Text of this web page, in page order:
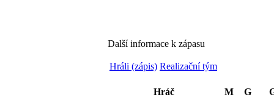
Další informace k zápasu
Hráli (zápis) Realizační tým
Hráč M G